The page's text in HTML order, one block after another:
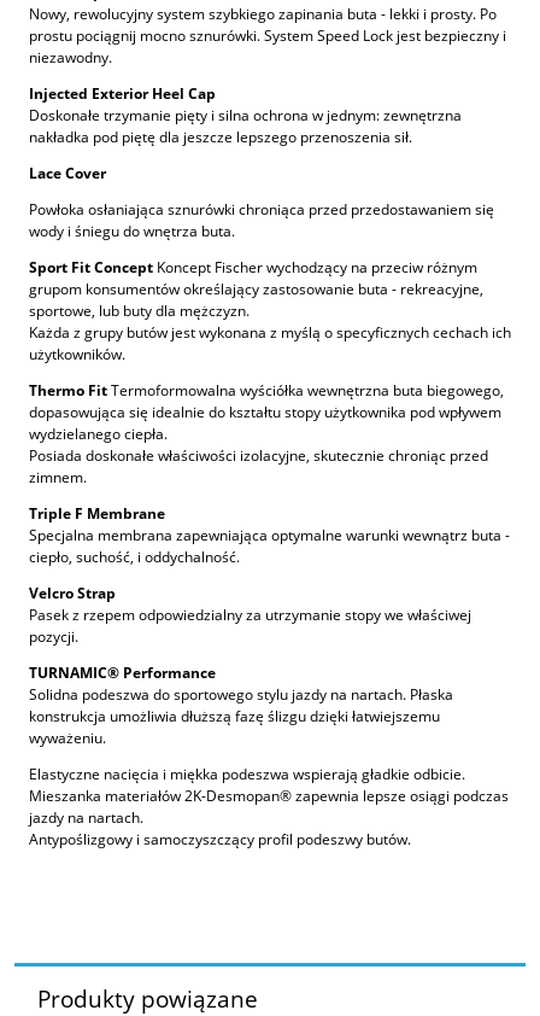
Nowy, rewolucyjny system szybkiego zapinania buta - lekki i prosty. Po
prostu pociągnij mocno sznurówki. System Speed Lock jest bezpieczny i
niezawodny.
Injected Exterior Heel Cap
Doskonałe trzymanie pięty i silna ochrona w jednym: zewnętrzna
nakładka pod piętę dla jeszcze lepszego przenoszenia sił.
Lace Cover
Powłoka osłaniająca sznurówki chroniąca przed przedostawaniem się
wody i śniegu do wnętrza buta.
Sport Fit Concept Koncept Fischer wychodzący na przeciw różnym
grupom konsumentów określający zastosowanie buta - rekreacyjne,
sportowe, lub buty dla mężczyzn.
Każda z grupy butów jest wykonana z myślą o specyficznych cechach ich
użytkowników.
Thermo FitTermoformowalna wyściółka wewnętrzna buta biegowego,
dopasowująca się idealnie do kształtu stopy użytkownika pod wpływem
wydzielanego ciepła.
Posiada doskonałe właściwości izolacyjne, skutecznie chroniąc przed
zimnem.
Triple F Membrane
Specjalna membrana zapewniająca optymalne warunki wewnątrz buta -
ciepło, suchość, i oddychalność.
Velcro Strap
Pasek z rzepem odpowiedzialny za utrzymanie stopy we właściwej
pozycji.
TURNAMIC® Performance
Solidna podeszwa do sportowego stylu jazdy na nartach. Płaska
konstrukcja umożliwia dłuższą fazę ślizgu dzięki łatwiejszemu
wyważeniu.
Elastyczne nacięcia i miękka podeszwa wspierają gładkie odbicie.
Mieszanka materiałów 2K-Desmopan® zapewnia lepsze osiągi podczas
jazdy na nartach.
Antypoślizgowy i samoczyszczący profil podeszwy butów.
Produkty powiązane